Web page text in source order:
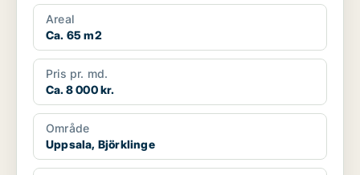
Areal
Ca. 65 m2
Pris pr. md.
Ca. 8 000 kr.
Område
Uppsala, Björklinge